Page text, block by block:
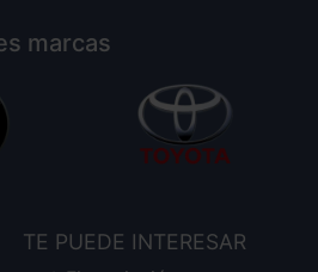
marcas
TE PUEDE INTERESAR